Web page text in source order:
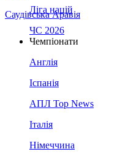
Саудівська Аравія
Ліга націй
ЧС 2026
Чемпіонати
Англія
Іспанія
АПЛ Top News
Італія
Німеччина